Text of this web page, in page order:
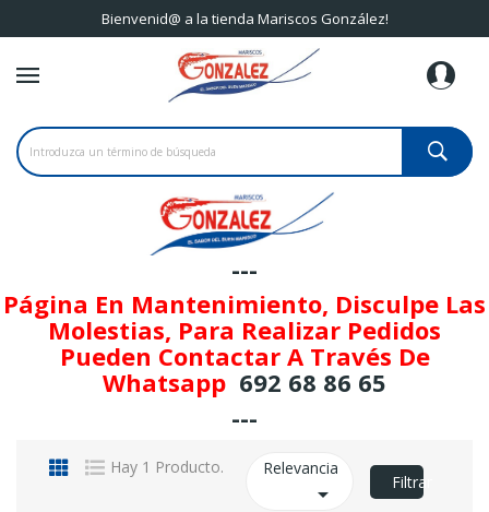
Bienvenid@ a la tienda Mariscos González!
---
Página En Mantenimiento, Disculpe Las
Molestias, Para Realizar Pedidos
Pueden Contactar A Través De
Whatsapp 692 68 86 65
---
Hay 1 Producto. Relevancia
 Filtrar